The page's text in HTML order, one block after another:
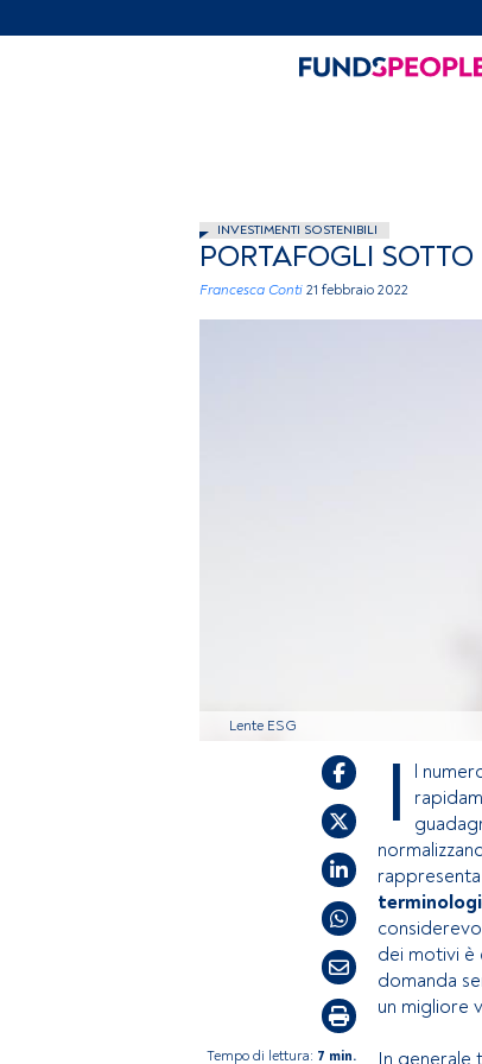
INVESTIMENTI SOSTENIBILI
PORTAFOGLI
Francesca Conti 21 febbraio 2022
Lente ESG
Tempo di lettura: 7 min.
I
l
dei motivi è
domanda
un migliore
In generale